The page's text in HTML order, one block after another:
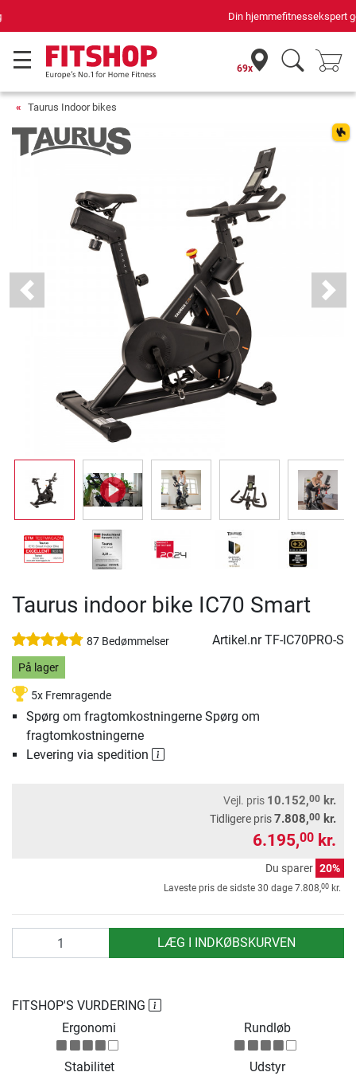
Din hjemmefitnessekspert gennem 42 år
69x
Taurus Indoor bikes
Previous Next
Taurus indoor bike IC70 Smart
87 Bedømmelser Artikel.nrTF-IC70PRO-S
På lager
5x Fremragende
Spørg om fragtomkostningerne Spørg om
fragtomkostningerne
Levering via spedition
Vejl. pris 10.152,00 kr.
Tidligere pris7.808,00 kr.
6.195,00 kr.
Du sparer 20%
Laveste pris de sidste 30 dage 7.808,00 kr.
LÆG I INDKØBSKURVEN
FITSHOP'S VURDERING
Ergonomi
Rundløb
Stabilitet Udstyr